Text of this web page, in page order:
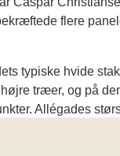
flere
typiske hvide
træer, og på
Allégades